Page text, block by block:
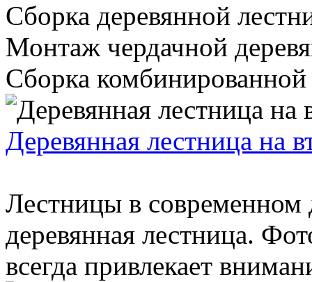
Сборка деревянной
Монтаж чердачной
Сборка
Деревянная лестница на
Лестницы в современном
деревянная лестница.
всегда привлекает